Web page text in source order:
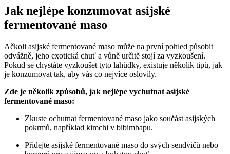
Jak nejlépe konzumovat asijské
fermentované maso
Ačkoli asijské fermentované maso může na první pohled působit
odvážně, jeho exotická chuť a vůně určitě stojí za vyzkoušení.
Pokud se chystáte vyzkoušet tyto lahůdky, existuje několik tipů, jak
je konzumovat tak, aby vás co nejvíce oslovily.
Zde je několik způsobů, jak nejlépe vychutnat asijské
fermentované maso:
Zkuste ochutnat fermentované maso jako součást asijských
pokrmů, například kimchi v bibimbapu.
Přidejte asijské fermentované maso do svých sendvičů nebo